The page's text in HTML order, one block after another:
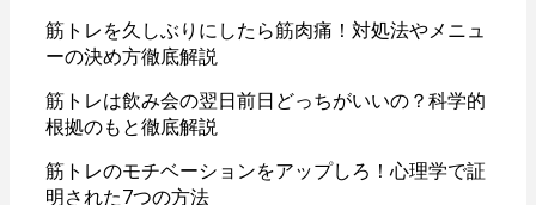
筋トレを久しぶりにしたら筋肉痛！対処法やメニュ
ーの決め方徹底解説
筋トレは飲み会の翌日前日どっちがいいの？科学的
根拠のもと徹底解説
筋トレのモチベーションをアップしろ！心理学で証
明された7つの方法